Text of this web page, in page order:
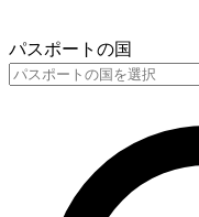
パスポートの国